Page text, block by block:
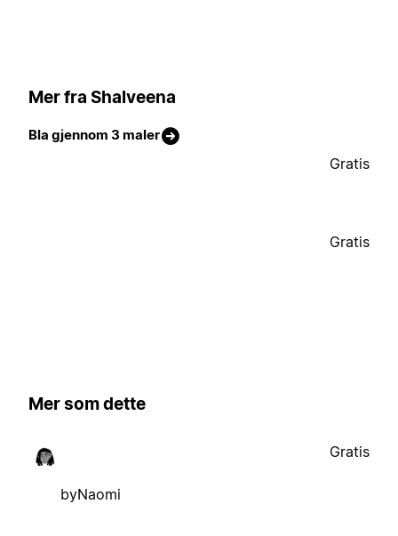
Mer fra Shalveena
Bla gjennom 3 maler
Gratis
Gratis
Mer som dette
byNaomi
Gratis